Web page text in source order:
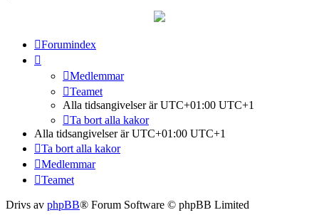
Forumindex
Medlemmar
Teamet
Alla tidsangivelser är UTC+01:00 UTC+1
Ta bort alla kakor
Alla tidsangivelser är UTC+01:00 UTC+1
Ta bort alla kakor
Medlemmar
Teamet
Drivs av phpBB® Forum Software © phpBB Limited